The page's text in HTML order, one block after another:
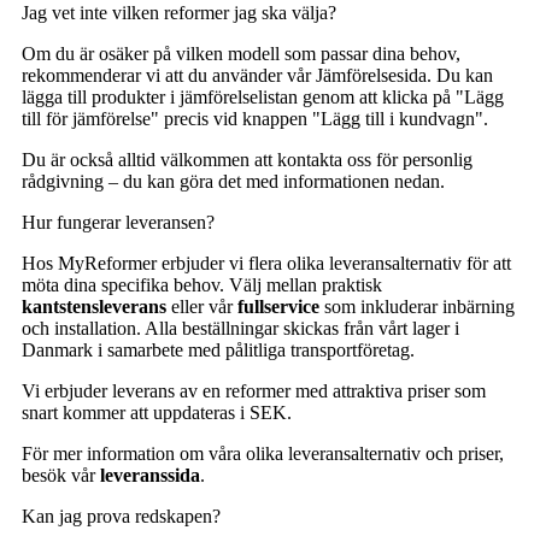
Jag vet inte vilken reformer jag ska välja?
Om du är osäker på vilken modell som passar dina behov,
rekommenderar vi att du använder vår Jämförelsesida. Du kan
lägga till produkter i jämförelselistan genom att klicka på "Lägg
till för jämförelse" precis vid knappen "Lägg till i kundvagn".
Du är också alltid välkommen att kontakta oss för personlig
rådgivning – du kan göra det med informationen nedan.
Hur fungerar leveransen?
Hos MyReformer erbjuder vi flera olika leveransalternativ för att
möta dina specifika behov. Välj mellan praktisk
kantstensleverans eller vårfullservice som inkluderar inbärning
och installation. Alla beställningar skickas från vårt lager i
Danmark i samarbete med pålitliga transportföretag.
Vi erbjuder leverans av en reformer med attraktiva priser som
snart kommer att uppdateras i SEK.
För mer information om våra olika leveransalternativ och priser,
besök vårleveranssida.
Kan jag prova redskapen?